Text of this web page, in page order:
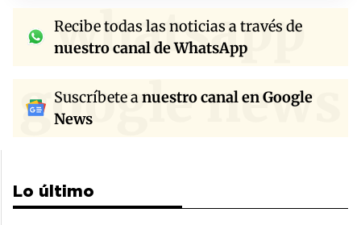
whatsapp
Recibe todas las noticias a través de
nuestro canal de WhatsApp
google news
Suscríbete anuestro canal en Google
News
Lo último